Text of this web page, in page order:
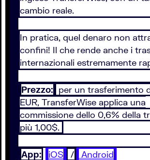
cambio reale.
In pratica, quel denaro non
confini! Il che rende anche i
internazionali estremamente
Prezzo: per un trasferimento
EUR, TransferWise applica una
commissione dello 0,6% della
più 1,00$.
App: iOS / Android